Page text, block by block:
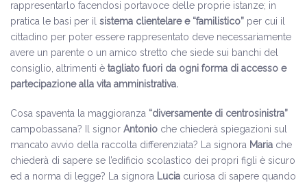
rappresentarlo facendosi portavoce delle proprie istanze; in
pratica le basi per il sistema clientelare e “familistico” per cui il
cittadino per poter essere rappresentato deve necessariamente
avere un parente o un amico stretto che siede sui banchi del
consiglio, altrimenti è tagliato fuori da ogni forma di accesso e
partecipazione alla vita amministrativa.
Cosa spaventa la maggioranza “diversamente di centrosinistra”
campobassana? Il signor Antonio che chiederà spiegazioni sul
mancato avvio della raccolta differenziata? La signora Maria che
chiederà di sapere se l’edificio scolastico dei propri figli è sicuro
ed a norma di legge? La signora Lucia curiosa di sapere quando